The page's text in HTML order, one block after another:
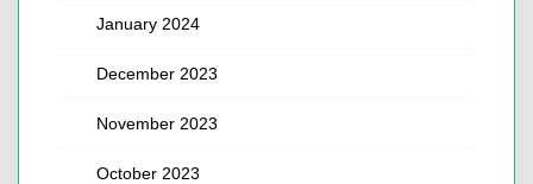
January 2024
December 2023
November 2023
October 2023